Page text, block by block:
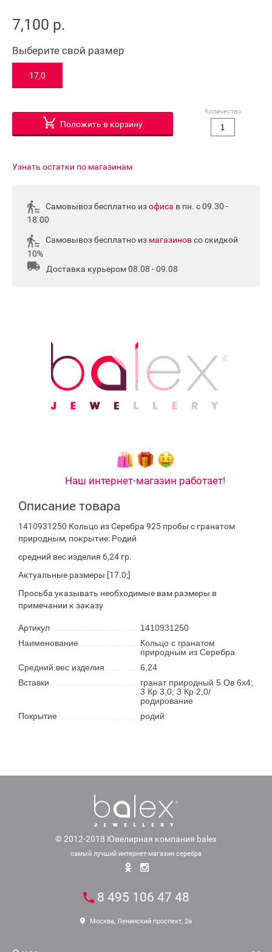
7,100 р.
Выберите свой размер
17,0
Положить в корзину
Количество
Узнать остатки по магазинам
Самовывоз бесплатно изофиса в пн. с 09.30 -
18.00
Самовывоз бесплатно из магазиновсо скидкой
10%
Доставка курьером 08.08 - 09.08
Наш интернет-магазин работает!
Описание товара
1410931250 Кольцо из Серебра 925 пробы с гранатом
природным, покрытие: Родий
средний вес изделия 6,24 гр.
Актуальные размеры [17.0;]
Просьба указывать необходимые вам размеры в
примечании к заказу
Артикул
1410931250
Наименование
Кольцо с гранатом
природным из Серебра
Средний вес изделия
6,24
Вставки
гранат природный 5 Ов 6х4;
3 Кр 3,0; 3 Кр 2,0/
родирование
Покрытие
родий
© 2012-2018 Ювелирная компания balex
самый лучший интернет-магазин серебра
8 495 106 47 48
Москва, Ленинский проспект, 2а